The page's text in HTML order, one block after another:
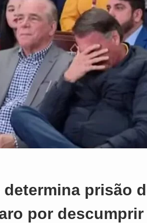
Comando Vermelho
determina prisão
por descumprir